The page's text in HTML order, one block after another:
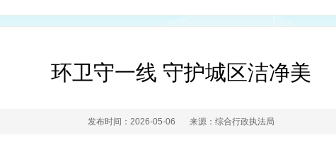
环卫守一线 守护城区洁净美
发布时间：2026-05-06 来源：综合行政执法局